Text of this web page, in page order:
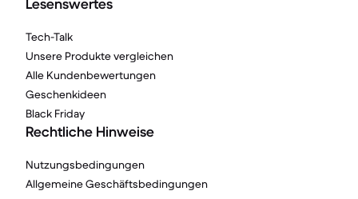
Lesenswertes
Tech-Talk
Unsere Produkte vergleichen
Alle Kundenbewertungen
Geschenkideen
Black Friday
Rechtliche Hinweise
Nutzungsbedingungen
Allgemeine Geschäftsbedingungen